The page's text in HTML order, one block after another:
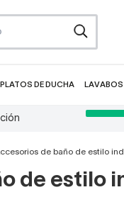
PLATOS DE DUCHA LAVABOS
de baño de estilo
de estilo